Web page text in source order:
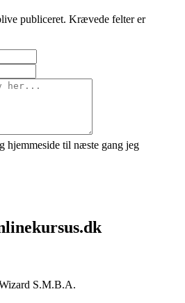
publiceret. Krævede felter er
hjemmeside til næste gang jeg
S.M.B.A.